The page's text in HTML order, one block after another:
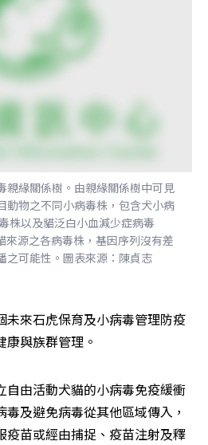
親緣關係樹。由親緣關係樹中可見
動物之不同小病毒株，包含犬小病
株以及貓泛白小血減少症病毒
來源之各病毒株，基因序列沒有差
之可能性。圖表來源：陳貞志
未來石虎保育及小病毒管理防疫
與族群管理。
自由活動犬貓的小病毒免疫緩衝
及避免病毒從其他區域傳入，
疫苗或經由捕捉、疫苗注射及釋